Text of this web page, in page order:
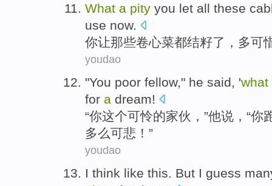
What a pity you let all these
use now.
你让那些卷心菜都结籽了，多可
youdao
"You poor fellow," he said, 'what
for a dream!
“你这个可怜的家伙 ，”他说 ，“
多么可悲 ！”
youdao
I think like this But I guess